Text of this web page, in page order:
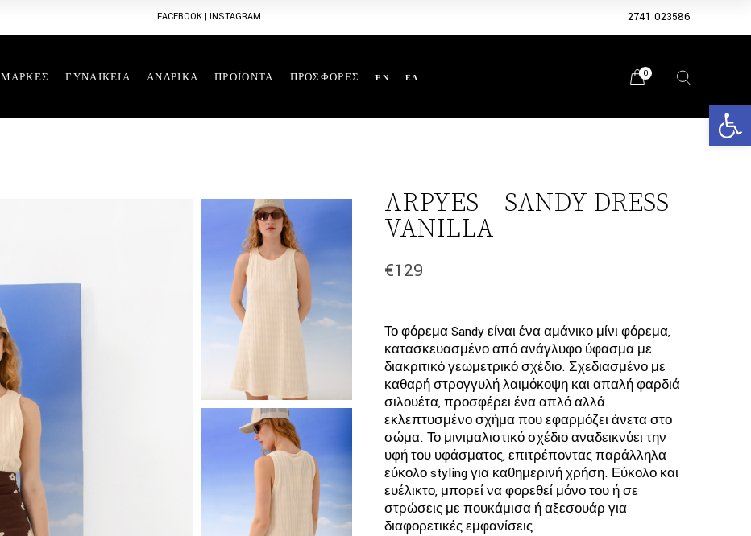
FACEBOOK |INSTAGRAM 2741 023586
ΜΑΡΚΕΣ ΓΥΝΑΙΚΕΙΑ ΑΝΔΡΙΚΑ ΠΡΟΪΟΝΤΑ ΠΡΟΣΦΟΡΕΣ EN ΕΛ 0
ARPYES – SANDY DRESS
VANILLA
€129
Το φόρεμα Sandy είναι ένα αμάνικο μίνι φόρεμα,
κατασκευασμένο από ανάγλυφο ύφασμα με
διακριτικό γεωμετρικό σχέδιο. Σχεδιασμένο με
καθαρή στρογγυλή λαιμόκοψη και απαλή φαρδιά
σιλουέτα, προσφέρει ένα απλό αλλά
εκλεπτυσμένο σχήμα που εφαρμόζει άνετα στο
σώμα. Το μινιμαλιστικό σχέδιο αναδεικνύει την
υφή του υφάσματος, επιτρέποντας παράλληλα
εύκολο styling για καθημερινή χρήση. Εύκολο και
ευέλικτο, μπορεί να φορεθεί μόνο του ή σε
στρώσεις με πουκάμισα ή αξεσουάρ για
διαφορετικές εμφανίσεις.